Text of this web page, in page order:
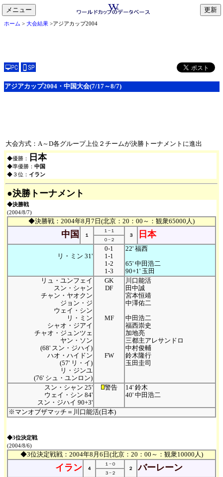
メニュー
toggle
navigation
ホーム > 大会結果 >アジアカップ2004
アジアカップ2004・中国大会(7/17～8/7)
大会方式：A～D各グループ上位２チームが決勝トーナメントに進出
◆優勝： 日本
◆準優勝： 中国
◆３位： イラン
●決勝トーナメント
◆決勝戦
(2004/8/7)
◆決勝戦：2004年8月7日(北京：20：00～：観衆65000人)
中国 １
１−１
３
日本
０−２
リ・ミン 31'
0-1
1-1
1-2
1-3
22' 福西
65' 中田浩二
90+1' 玉田
リュ・ユンフェイ
スン・シャン
チャン・ヤオクン
ジョン・ジ
ウェイ・シン
リ・ミン
シャオ・ジアイ
チャオ・ジュンツェ
ヤン・ソン
(68' スン・ジハイ)
ハオ・ハイドン
(57' リ・イ)
リ・ジンユ
(76' シュ・ユンロン)
GK
DF
MF
FW
川口能活
田中誠
宮本恒靖
中澤佑二
中田浩二
福西崇史
加地亮
三都主アレサンドロ
中村俊輔
鈴木隆行
玉田圭司
スン・シャン 25'
ウェイ・シン 84'
スン・ジハイ 90+3'
警告
14' 鈴木
40' 中田浩二
※マンオブザマッチ＝川口能活(日本)
◆3位決定戦
(2004/8/6)
◆3位決定戦戦：2004年8月6日(北京：20：00～：観衆10000人)
イラン ４
１−０
２
バーレーン
３−２